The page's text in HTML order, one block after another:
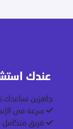
عندك
جاهزين
سرعة في
فريق متكامل